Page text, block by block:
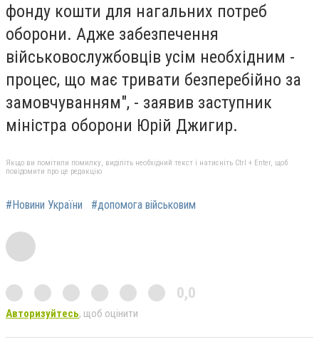
фонду кошти для нагальних потреб
оборони. Адже забезпечення
військовослужбовців усім необхідним -
процес, що має тривати безперебійно за
замовчуванням", - заявив заступник
міністра оборони Юрій Джигир.
Якщо ви помітили помилку, виділіть необхідний текст і натисніть Ctrl + Enter, щоб
повідомити про це редакцію
#Новини України #допомога військовим
0,0
Авторизуйтесь, щоб оцінити